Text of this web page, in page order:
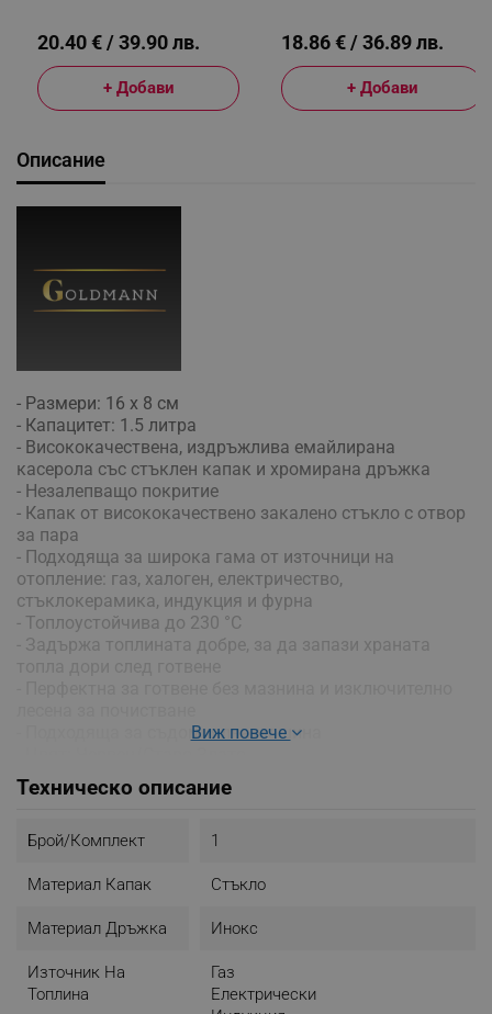
20.40 € / 39.90 лв.
+ Добави
18.86 € / 36.89 лв.
+ Добави
Описание
- Размери: 16 x 8 см
- Капацитет: 1.5 литра
- Висококачественa, издръжливa емайлиранa
касерола със стъклен капак и хромирана дръжка
- Незалепващо покритие
- Капак от висококачествено закалено стъкло с отвор
за пара
- Подходяща за широка гама от източници на
отопление: газ, халоген, електричество,
стъклокерамика, индукция и фурна
- Топлоустойчива до 230 °C
- Задържа топлината добре, за да запази храната
- Подходяща за съдомиялна машина
Виж повече
Техническо описание
Брой/комплект 1
Материал Капак Стъкло
Материал Дръжка Инокс
Източник На
Топлина
Газ
Електрически